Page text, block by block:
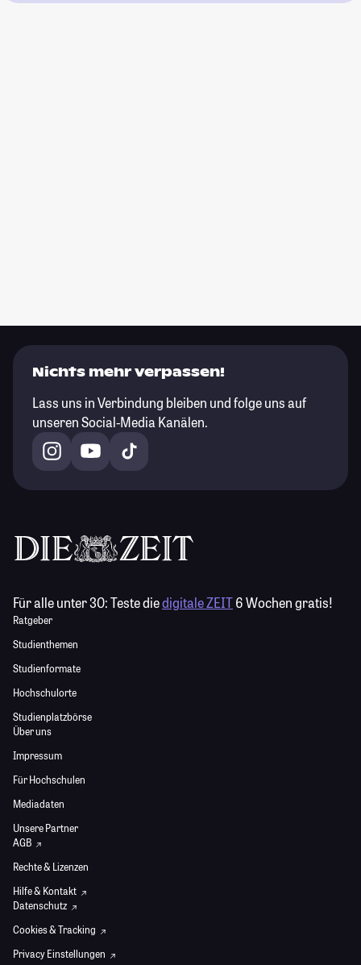
Nichts mehr verpassen!
Lass uns in Verbindung bleiben und folge uns auf
unseren Social-Media Kanälen.
Für alle unter 30:Teste diedigitale ZEIT6 Wochen gratis!
Ratgeber
Studienthemen
Studienformate
Hochschulorte
Studienplatzbörse
Über uns
Impressum
Für Hochschulen
Mediadaten
Unsere Partner
AGB
Rechte & Lizenzen
Hilfe & Kontakt
Datenschutz
Cookies & Tracking
Privacy Einstellungen